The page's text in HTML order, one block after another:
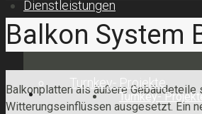
Dienstleistungen
Turnkey- Projekte
Balkon System
Balkonplatten als äußere Gebäudeteile
Witterungseinflüssen ausgesetzt. Ein
Turnkey-